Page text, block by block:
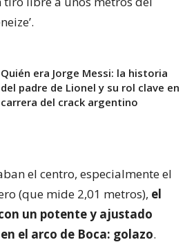
Quién era Jorge Messi: la historia
del padre de Lionel y su rol clave en
carrera del crack argentino
el centro, especialmente el
(que mide 2,01 metros), el
un potente y ajustado
el arco de Boca: golazo.